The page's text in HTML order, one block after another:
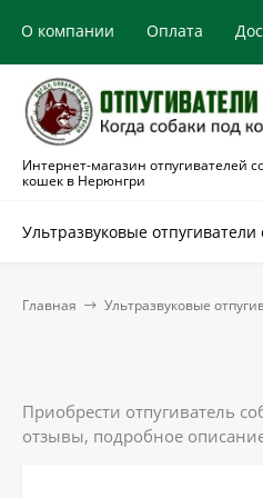
О компании Оплата
Интернет-магазин отпугивателей
кошек в Нерюнгри
Ультразвуковые отпугиватели
Главная Ультразвуковые
Приобрести отпугиватель
отзывы, подробное